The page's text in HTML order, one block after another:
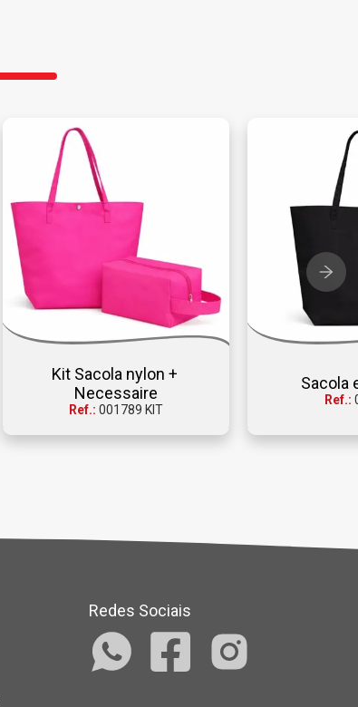
Kit Sacola nylon +
Necessaire
Ref.: 001789 KIT
Sacola
Ref.:
Redes Sociais